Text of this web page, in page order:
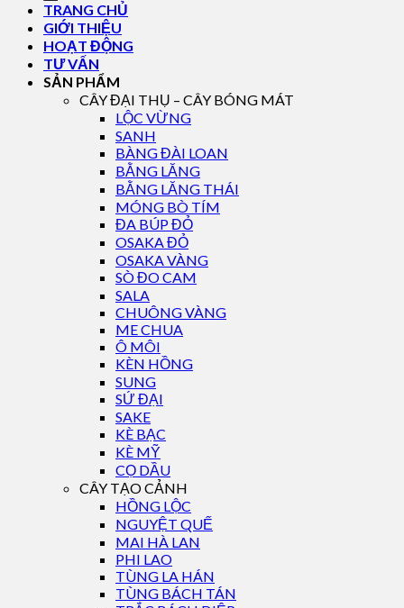
TRANG CHỦ
GIỚI THIỆU
HOẠT ĐỘNG
TƯ VẤN
SẢN PHẨM
CÂY ĐẠI THỤ – CÂY BÓNG MÁT
LỘC VỪNG
SANH
BÀNG ĐÀI LOAN
BẰNG LĂNG
BẰNG LĂNG THÁI
MÓNG BÒ TÍM
ĐA BÚP ĐỎ
OSAKA ĐỎ
OSAKA VÀNG
SÒ ĐO CAM
SALA
CHUÔNG VÀNG
ME CHUA
Ô MÔI
KÈN HỒNG
SUNG
SỨ ĐẠI
SAKE
KÈ BẠC
KÈ MỸ
CỌ DẦU
CÂY TẠO CẢNH
HỒNG LỘC
NGUYỆT QUẾ
MAI HÀ LAN
PHI LAO
TÙNG LA HÁN
TÙNG BÁCH TÁN